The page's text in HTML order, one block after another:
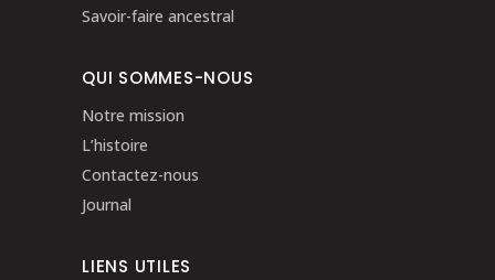
Savoir-faire ancestral
QUI SOMMES-NOUS
Notre mission
L’histoire
Contactez-nous
Journal
LIENS UTILES